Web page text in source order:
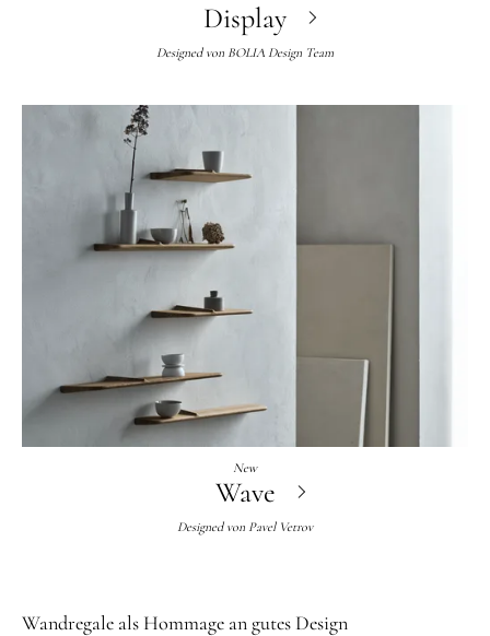
Display
Designed von BOLIA Design Team
New
Wave
Designed von Pavel Vetrov
Wandregale als Hommage an gutes Design